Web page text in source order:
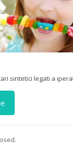
sintetici legati a